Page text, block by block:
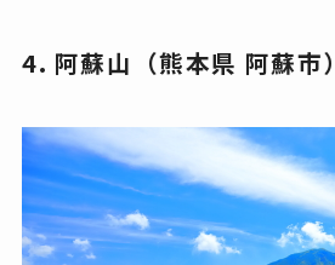
4. 阿蘇山（熊本県 阿蘇市）